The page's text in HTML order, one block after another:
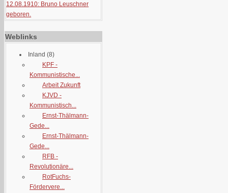
12.08.1910: Bruno Leuschner
geboren.
Weblinks
Inland (8)
KPF -
Kommunistische...
Arbeit Zukunft
KJVD -
Kommunistisch...
Ernst-Thälmann-
Gede...
Ernst-Thälmann-
Gede...
RFB -
Revolutionäre...
RotFuchs-
Fördervere...